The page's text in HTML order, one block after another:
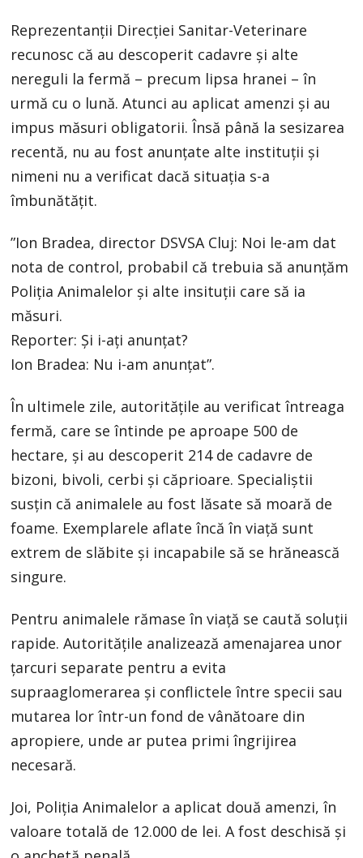
Reprezentanții Direcției Sanitar-Veterinare
recunosc că au descoperit cadavre și alte
nereguli la fermă – precum lipsa hranei – în
urmă cu o lună. Atunci au aplicat amenzi și au
impus măsuri obligatorii. Însă până la sesizarea
recentă, nu au fost anunțate alte instituții și
nimeni nu a verificat dacă situația s-a
îmbunătățit.
”Ion Bradea, director DSVSA Cluj: Noi le-am dat
nota de control, probabil că trebuia să anunțăm
Poliția Animalelor și alte insituții care să ia
măsuri.
Reporter: Și i-ați anunțat?
Ion Bradea: Nu i-am anunțat”.
În ultimele zile, autoritățile au verificat întreaga
fermă, care se întinde pe aproape 500 de
hectare, și au descoperit 214 de cadavre de
bizoni, bivoli, cerbi și căprioare. Specialiștii
susțin că animalele au fost lăsate să moară de
foame. Exemplarele aflate încă în viață sunt
extrem de slăbite și incapabile să se hrănească
singure.
Pentru animalele rămase în viață se caută soluții
rapide. Autoritățile analizează amenajarea unor
țarcuri separate pentru a evita
supraaglomerarea și conflictele între specii sau
mutarea lor într-un fond de vânătoare din
apropiere, unde ar putea primi îngrijirea
necesară.
Joi, Poliția Animalelor a aplicat două amenzi, în
valoare totală de 12.000 de lei. A fost deschisă și